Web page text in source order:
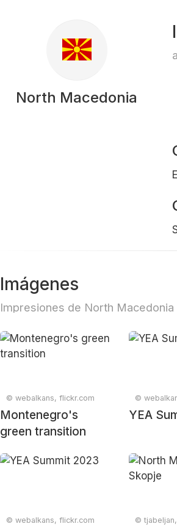
North Macedonia
Imágenes
Impresiones de North Macedonia
© webalkans, flickr.com
Montenegro's
green transition
©
YEA
© webalkans, flickr.com ©